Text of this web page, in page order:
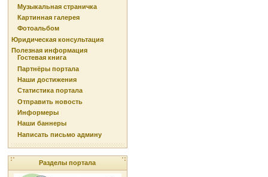
Музыкальная страничка
Картинная галерея
Фотоальбом
Юридическая консультация
Полезная информация
Гостевая книга
Партнёры портала
Наши достижения
Статистика портала
Отправить новость
Информеры
Наши баннеры
Написать письмо админу
Разделы портала